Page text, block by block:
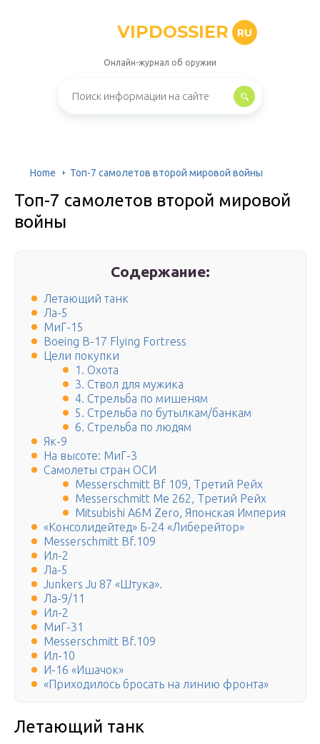
VIPDOSSIER RU
Онлайн-журнал об оружии
Home Топ-7 самолетов второй мировой войны
Топ-7 самолетов второй мировой
войны
Содержание:
Летающий танк
Ла-5
МиГ-15
Boeing B-17 Flying Fortress
Цели покупки
1. Охота
3. Ствол для мужика
4. Стрельба по мишеням
5. Стрельба по бутылкам/банкам
6. Стрельба по людям
Як-9
На высоте: МиГ-3
Самолеты стран ОСИ
Messerschmitt Bf 109, Третий Рейх
Messerschmitt Me 262, Третий Рейх
Mitsubishi A6M Zero, Японская Империя
«Консолидейтед» Б-24 «Либерейтор»
Messerschmitt Bf.109
Ил-2
Ла-5
Junkers Ju 87 «Штука».
Ла-9/11
Ил-2
МиГ-31
Messerschmitt Bf.109
Ил-10
И-16 «Ишачок»
«Приходилось бросать на линию фронта»
Летающий танк